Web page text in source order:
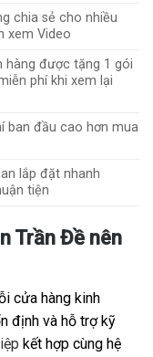
chia sẻ cho nhiều
xem Video
hàng được tặng 1 gói
phí khi xem lại
ban đầu cao hơn mua
lắp đặt nhanh
tiện
Trần Đề nên
cửa hàng kinh
định và hỗ trợ kỹ
kết hợp cùng hệ